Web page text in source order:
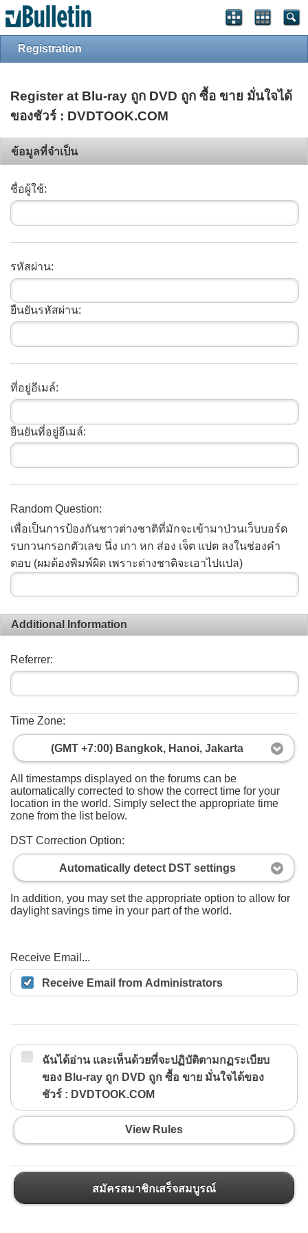
Registration
Register at Blu-ray ถูก DVD ถูก ซื้อ ขาย มั่นใจได้
ของชัวร์ : DVDTOOK.COM
ข้อมูลที่จำเป็น
ชื่อผู้ใช้:
รหัสผ่าน:
ยืนยันรหัสผ่าน:
ที่อยู่อีเมล์:
ยืนยันที่อยู่อีเมล์:
Random Question:
เพื่อเป็นการป้องกันชาวต่างชาติที่มักจะเข้ามาป่วนเว็บบอร์ด
รบกวนกรอกตัวเลข นึ่ง เกา หก ส่อง เจ็ต แปต ลงในช่องคำ
ตอบ (ผมต้องพิมพ์ผิด เพราะต่างชาติจะเอาไปแปล)
Additional Information
Referrer:
Time Zone:
(GMT +7:00) Bangkok, Hanoi, Jakarta
All timestamps displayed on the forums can be
automatically corrected to show the correct time for your
location in the world. Simply select the appropriate time
zone from the list below.
DST Correction Option:
Automatically detect DST settings
In addition, you may set the appropriate option to allow for
daylight savings time in your part of the world.
Receive Email...
Receive Email from Administrators
ฉันได้อ่าน และเห็นด้วยที่จะปฏิบัติตามกฏระเบียบ
ของ Blu-ray ถูก DVD ถูก ซื้อ ขาย มั่นใจได้ของ
ชัวร์ : DVDTOOK.COM
View Rules
สมัครสมาชิกเสร็จสมบูรณ์